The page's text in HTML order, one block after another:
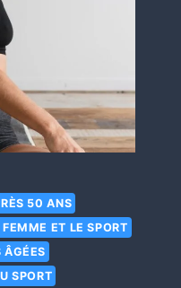
50 ANS
ET LE SPORT
ÂGÉES
SPORT